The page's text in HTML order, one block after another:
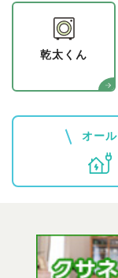
乾太くん
オー